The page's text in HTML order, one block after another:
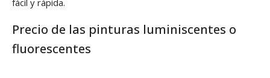
fácil y rápida.
Precio de las pinturas luminiscentes o
fluorescentes